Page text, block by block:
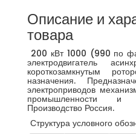
Описание и
товара
200 кВт 1000 (990 по
электродвигатель
короткозамкнутым
назначения.
электроприводов
промышленности и
Производство Россия.
Структура условного